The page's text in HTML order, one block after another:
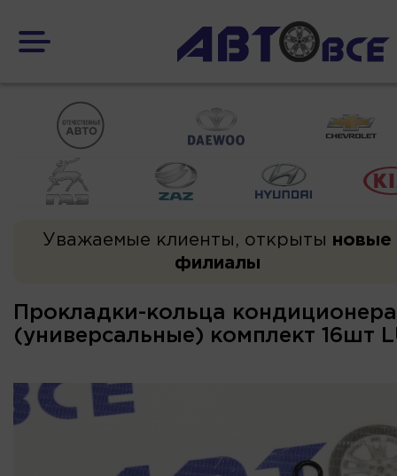
Уважаемые клиенты, открыты новые
филиалы
Прокладки-кольца кондиционера
(универсальные) комплект 16шт